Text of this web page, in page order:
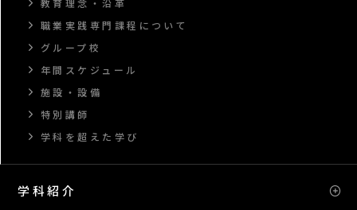
教育理念・沿革
職業実践専門課程について
グループ校
年間スケジュール
施設・設備
特別講師
学科を超えた学び
学科紹介